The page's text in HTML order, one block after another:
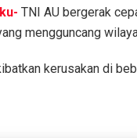
TNI AU bergerak
mengguncang
kerusakan di